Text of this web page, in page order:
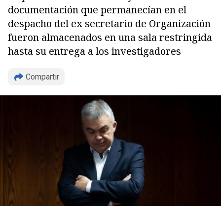
documentación que permanecían en el
despacho del ex secretario de Organización
fueron almacenados en una sala restringida
hasta su entrega a los investigadores
Compartir
Copiar